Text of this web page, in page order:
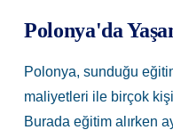
Polonya'da
Polonya, sunduğu
maliyetleri ile birçok
Burada eğitim alırken